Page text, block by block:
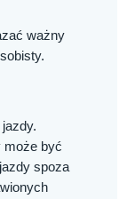
ważny
może być
spoza